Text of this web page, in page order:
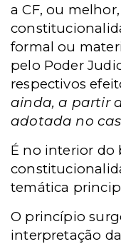
a CF, ou
formal ou
pelo Poder
respectivos
ainda, a partir
adotada no
É no interior do
temática
O princípio
interpretação